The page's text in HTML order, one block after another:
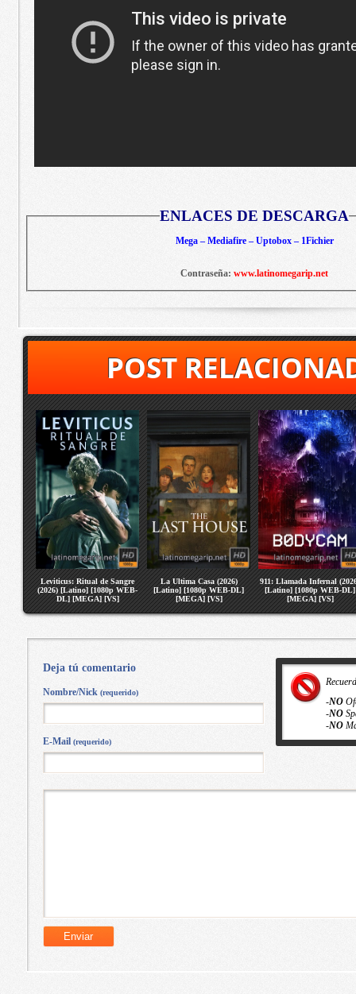
ENLACES DE DESCARGA
Mega – Mediafire – Uptobox – 1Fichier
Contraseña: www.latinomegarip.net
POST
Leviticus: Ritual de Sangre
(2026) [Latino] [1080p WEB-
DL] [MEGA] [VS]
La Ultima Casa (2026)
[Latino] [1080p WEB-DL]
[MEGA] [VS]
911: Llamada Infernal
[Latino] [1080p WEB-DL]
[MEGA] [VS]
-NO
-NO
-NO
Deja tú comentario
Nombre/Nick (requerido)
E-Mail (requerido)